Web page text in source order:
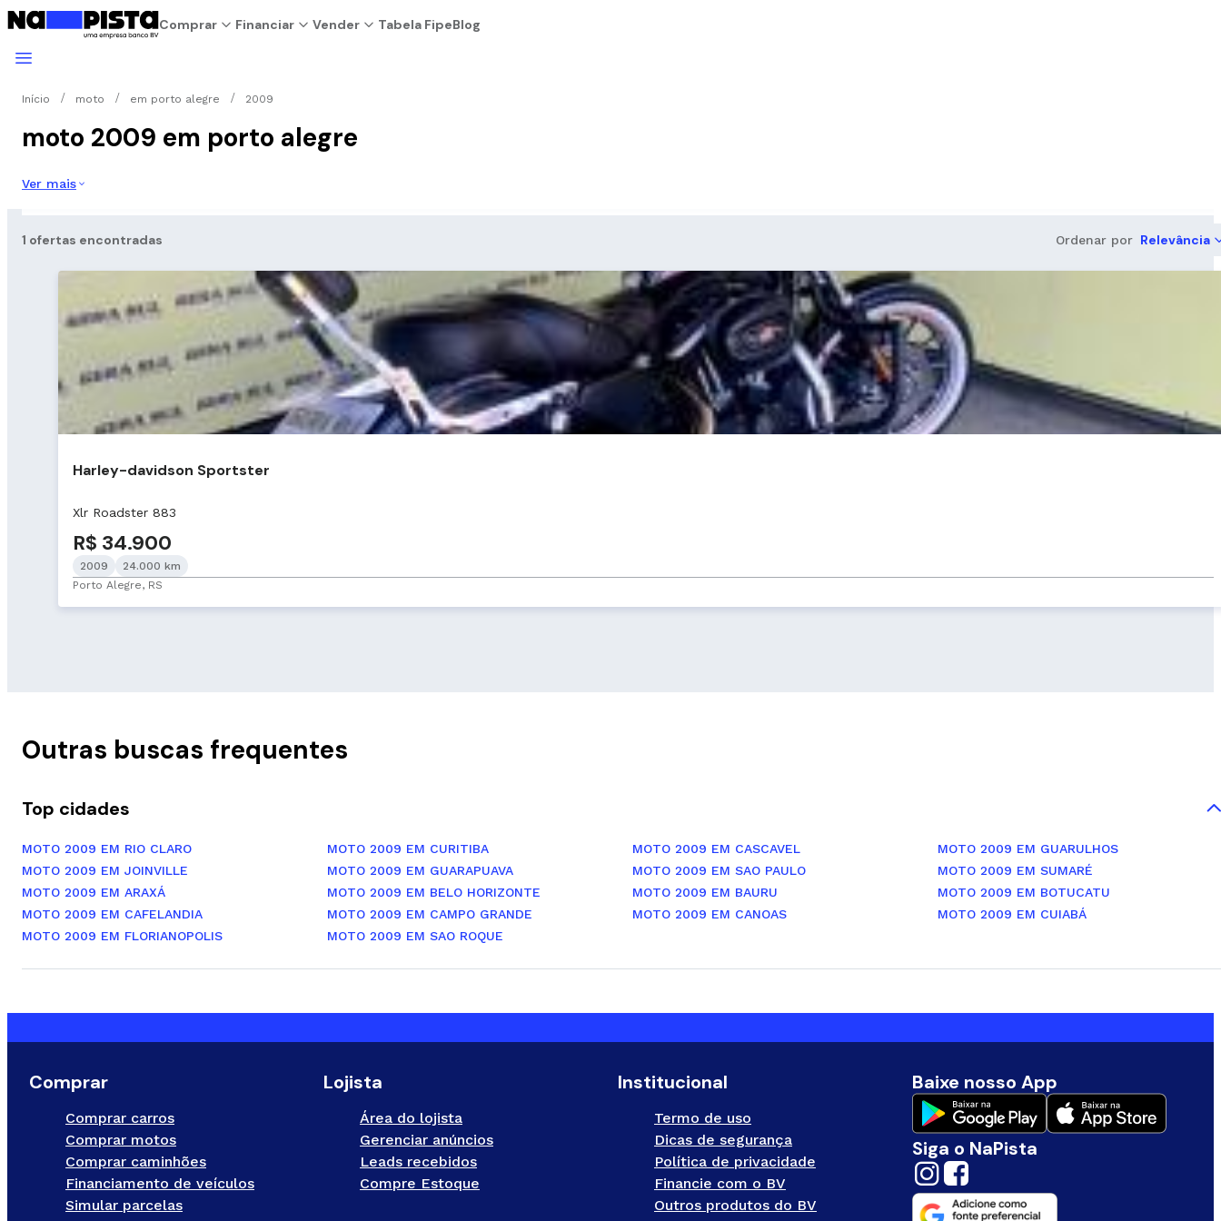
Comprar Financiar Vender Tabela FipeBlog
Início moto em porto alegre 2009
moto 2009 em porto alegre
Ver mais
1 ofertas encontradas Ordenar por Relevância
Harley-davidson Sportster
Xlr Roadster 883
R$ 34.900
2009
24.000 km
Porto Alegre, RS
Outras buscas frequentes
Top cidades
MOTO 2009 EM RIO CLARO MOTO 2009 EM CURITIBA MOTO 2009 EM CASCAVEL
MOTO 2009 EM GUARULHOS
MOTO 2009 EM JOINVILLE
MOTO 2009 EM GUARAPUAVA MOTO 2009 EM SAO PAULO
MOTO 2009 EM SUMARÉ
MOTO 2009 EM ARAXÁ
MOTO 2009 EM BELO HORIZONTE MOTO 2009 EM BAURU
MOTO 2009 EM BOTUCATU
MOTO 2009 EM CAFELANDIA
MOTO 2009 EM CAMPO GRANDE MOTO 2009 EM CANOAS
MOTO 2009 EM CUIABÁ
MOTO 2009 EM FLORIANOPOLIS
MOTO 2009 EM SAO ROQUE
Comprar
Comprar carros
Comprar motos
Comprar caminhões
Financiamento de veículos
Simular parcelas
Lojista
Área do lojista
Gerenciar anúncios
Leads recebidos
Compre Estoque
Institucional
Termo de uso
Dicas de segurança
Política de privacidade
Financie com o BV
Outros produtos do BV
Baixe nosso App
Siga o NaPista